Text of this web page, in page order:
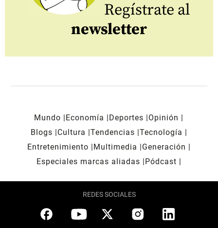
Regístrate al
newsletter
Mundo Economía Deportes
Opinión
Blogs
Cultura Tendencias Tecnología
Entretenimiento
Multimedia
Generación
Especiales marcas aliadas
Pódcast
REDES SOCIALES